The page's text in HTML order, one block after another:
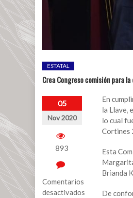
ESTATAL
Crea Congreso comisión para
05
Nov 2020
893
Comentarios
desactivados
En
la Llave,
lo cual
Cortines
Esta
Brianda
De